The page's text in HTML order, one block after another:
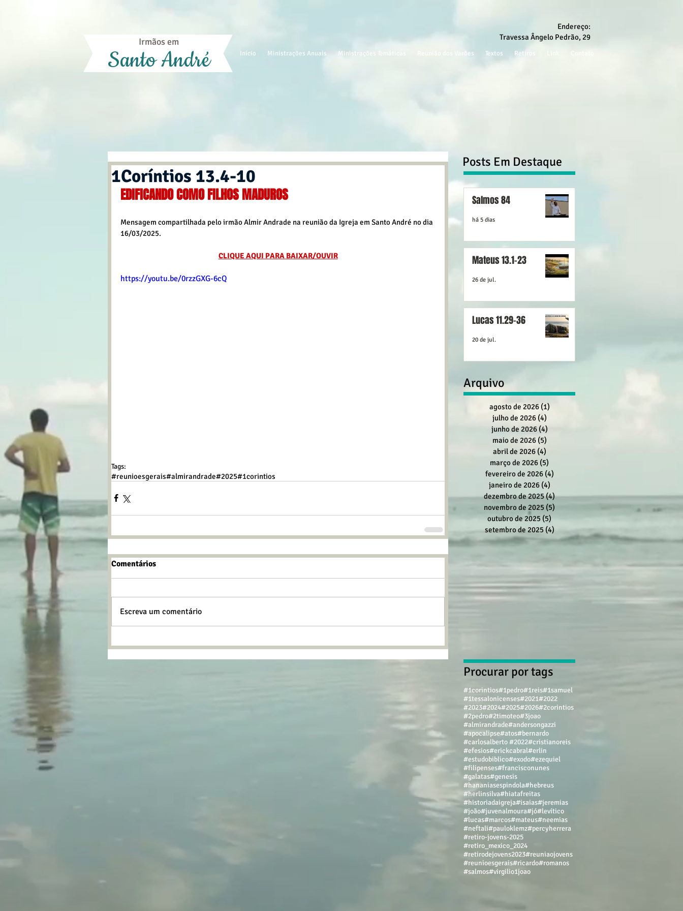
Início Ministrações Anuais Ministrações Temáticas Reunião dos Varões Textos Retiros Contato
Endereço:
Travessa Ângelo Pedrão, 29
Irmãos em
Santo André
1Coríntios 13.4-10
EDIFICANDO COMO FILHOS MADUROS
Mensagem compartilhada pelo irmão Almir Andrade na reunião da Igreja em Santo André no dia
16/03/2025.
CLIQUE AQUI PARA BAIXAR/OUVIR
https://youtu.be/0rzzGXG-6cQ
Tags:
#reunioesgerais#almirandrade#2025#1corintios
Comentários
Escreva um comentário
Posts Em Destaque
Salmos 84
há 5 dias
Mateus 13.1-23
26 de jul.
Lucas 11.29-36
20 de jul.
Arquivo
agosto de 2026 (1)
julho de 2026 (4)
junho de 2026 (4)
maio de 2026 (5)
abril de 2026 (4)
março de 2026 (5)
fevereiro de 2026 (4)
janeiro de 2026 (4)
dezembro de 2025(4)4 posts
novembro de 2025 (5)
outubro de 2025 (5)
setembro de 2025 (4) 4 posts
Procurar por tags
#1corintios#1pedro#1reis#1samuel
#1tessalonicenses#2021#2022
#2023#2024#2025#2026#2corintios
#2pedro#2timoteo#3joao
#almirandrade#andersongazzi
#apocalipse#atos#bernardo
#carlosalberto #2022#cristianoreis
#efesios#erickcabral#erlin
#estudobiblico#exodo#ezequiel
#filipenses#francisconunes
#galatas#genesis
#hananiasespindola#hebreus
#herlinsilva#hiatafreitas
#historiadaigreja#isaias#jeremias
#joão#juvenalmoura#jó#levítico
#lucas#marcos#mateus#neemias
#neftali#pauloklemz#percyherrera
#retiro-jovens-2025
#retiro_mexico_2024
#retirodejovens2023#reuniaojovens
#reunioesgerais#ricardo#romanos
#salmos#virgilio1joao